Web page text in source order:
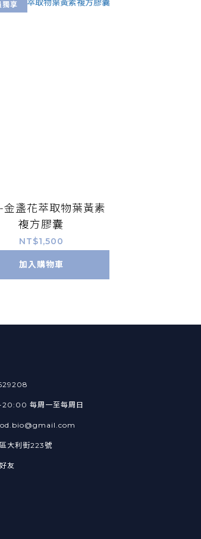
獨享
金盞花萃取物葉黃素
複方膠囊
NT$1,500
加入購物車
每周一至每周日
大利街223號
友